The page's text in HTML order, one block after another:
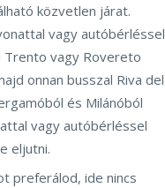
közvetlen járat.
vagy autóbérléssel
Trento vagy Rovereto
onnan busszal Riva del
és Milánóból
vagy autóbérléssel
eljutni.
preferálod, ide nincs